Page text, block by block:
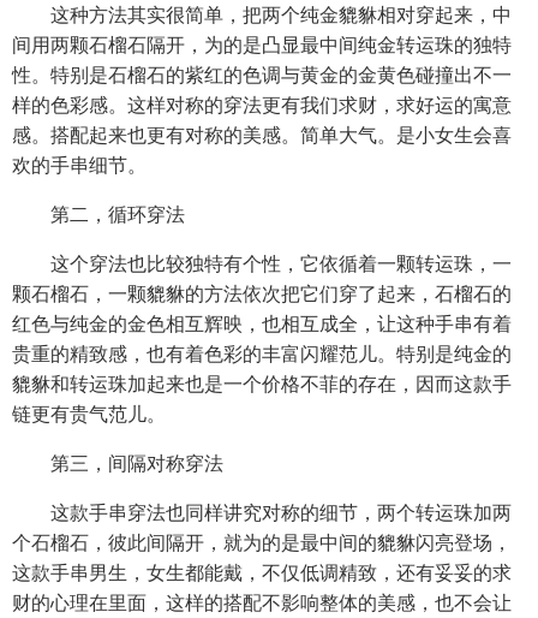
这种方法其实很简单，把两个纯金貔貅相对穿起来，中
间用两颗石榴石隔开，为的是凸显最中间纯金转运珠的独特
性。特别是石榴石的紫红的色调与黄金的金黄色碰撞出不一
样的色彩感。这样对称的穿法更有我们求财，求好运的寓意
感。搭配起来也更有对称的美感。简单大气。是小女生会喜
欢的手串细节。
第二，循环穿法
这个穿法也比较独特有个性，它依循着一颗转运珠，一
颗石榴石，一颗貔貅的方法依次把它们穿了起来，石榴石的
红色与纯金的金色相互辉映，也相互成全，让这种手串有着
贵重的精致感，也有着色彩的丰富闪耀范儿。特别是纯金的
貔貅和转运珠加起来也是一个价格不菲的存在，因而这款手
链更有贵气范儿。
第三，间隔对称穿法
这款手串穿法也同样讲究对称的细节，两个转运珠加两
个石榴石，彼此间隔开，就为的是最中间的貔貅闪亮登场，
这款手串男生，女生都能戴，不仅低调精致，还有妥妥的求
财的心理在里面，这样的搭配不影响整体的美感，也不会让